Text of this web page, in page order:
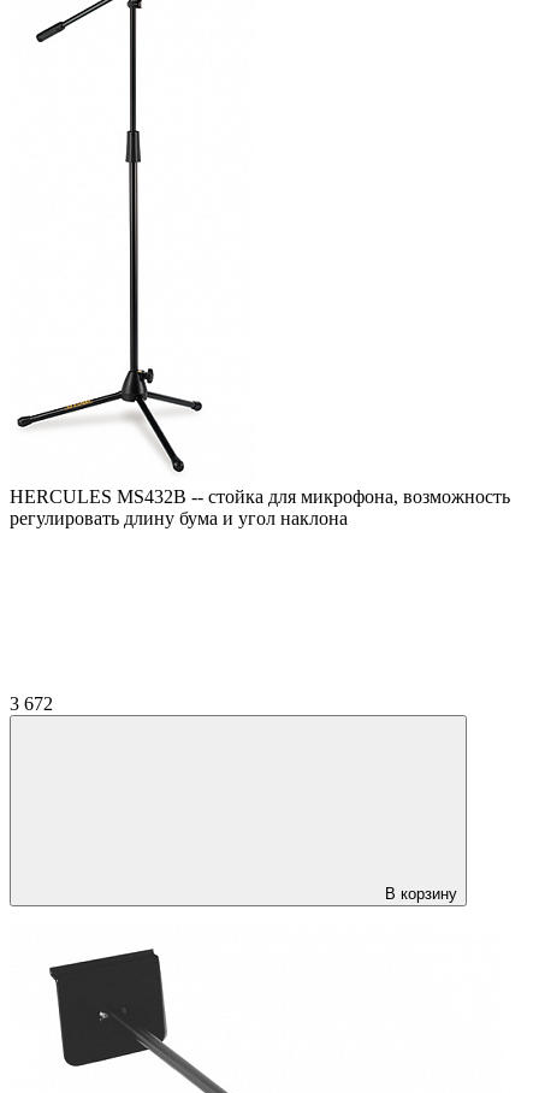
HERCULES MS432B -- стойка для микрофона, возможность
регулировать длину бума и угол наклона
3 672
В корзину